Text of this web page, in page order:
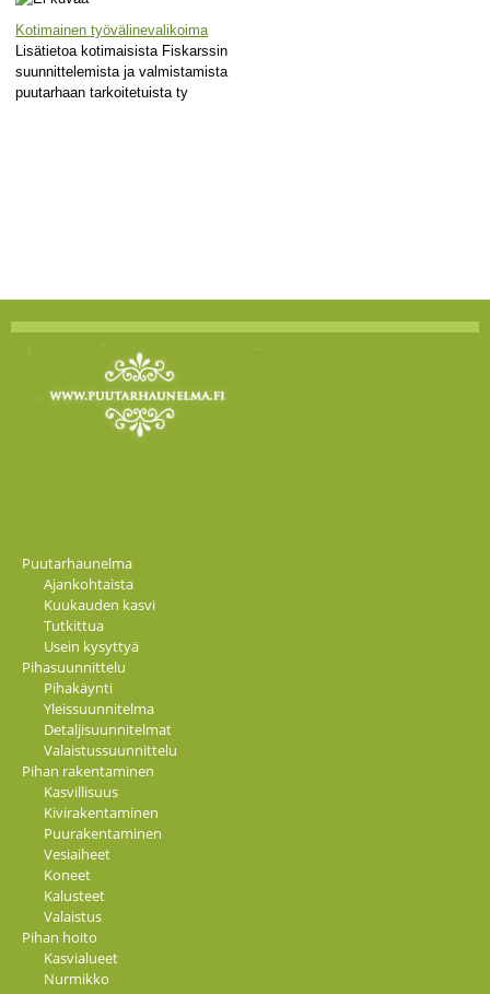
Kotimainen työvälinevalikoima
Lisätietoa kotimaisista Fiskarssin
suunnittelemista ja valmistamista
puutarhaan tarkoitetuista ty
Puutarhaunelma
Ajankohtaista
Kuukauden kasvi
Tutkittua
Usein kysyttyä
Pihasuunnittelu
Pihakäynti
Yleissuunnitelma
Detaljisuunnitelmat
Valaistussuunnittelu
Pihan rakentaminen
Kasvillisuus
Kivirakentaminen
Puurakentaminen
Vesiaiheet
Koneet
Kalusteet
Valaistus
Pihan hoito
Kasvialueet
Nurmikko